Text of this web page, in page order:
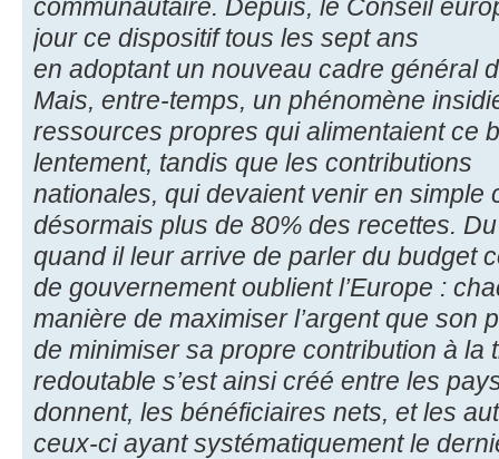
communautaire. Depuis, le Conseil
jour ce dispositif tous les sept ans
en adoptant un nouveau cadre général
Mais, entre-temps, un phénomène
ressources propres qui alimentaient ce
lentement, tandis que les contributions
nationales, qui devaient venir en simple
désormais plus de 80% des recettes.
quand il leur arrive de parler du budget
de gouvernement oublient l’Europe :
manière de maximiser l’argent que son
de minimiser sa propre contribution à la
redoutable s’est ainsi créé entre les
donnent, les bénéficiaires nets, et les
ceux-ci ayant systématiquement le